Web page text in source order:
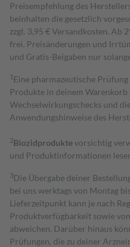
Preisempfehlung des
beinhalten die gesetzlich
zzgl. 3,95 € Versandkosten. Ab
frei. Preisänderungen und
und Gratis-Beigaben nur
1 Eine pharmazeutische
Produkte in deinem
Wechselwirkungschecks und
Anwendungshinweise des
2Biozidproduktevorsichtig
und Produktinformationen
3Die Übergabe deiner
bei uns werktags von Montag
Lieferzeitpunkt kann je nach
Produktverfügbarkeit sowie
abweichen. Darüber hinaus
Prüfungen, die zu deiner